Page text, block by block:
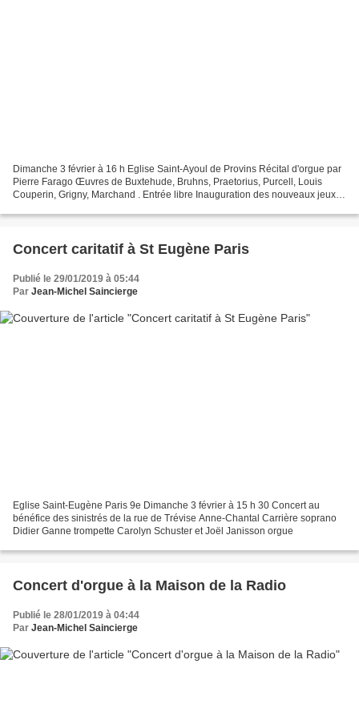
Dimanche 3 février à 16 h Eglise Saint-Ayoul de Provins Récital d'orgue par
Pierre Farago Œuvres de Buxtehude, Bruhns, Praetorius, Purcell, Louis
Couperin, Grigny, Marchand . Entrée libre Inauguration des nouveaux jeux
Concert caritatif à St Eugène Paris
Publié le 29/01/2019 à 05:44
Par Jean-Michel Saincierge
Eglise Saint-Eugène Paris 9e Dimanche 3 février à 15 h 30 Concert au
bénéfice des sinistrés de la rue de Trévise Anne-Chantal Carrière soprano
Didier Ganne trompette Carolyn Schuster et Joël Janisson orgue
Concert d'orgue à la Maison de la Radio
Publié le 28/01/2019 à 04:44
Par Jean-Michel Saincierge